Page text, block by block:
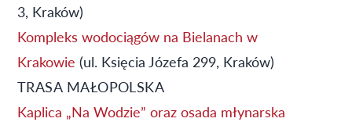
3, Kraków)
Kompleks wodociągów na Bielanach w
Krakowie (ul. Księcia Józefa 299, Kraków)
TRASA MAŁOPOLSKA
Kaplica „Na Wodzie” oraz osada młynarska